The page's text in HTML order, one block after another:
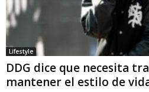
Lifestyle
DDG dice que necesita
mantener el estilo de